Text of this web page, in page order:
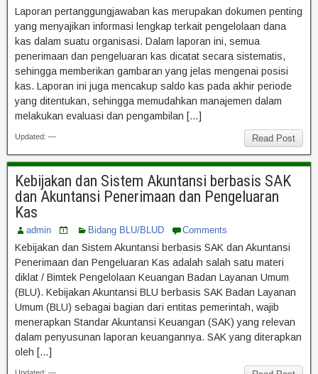
Laporan pertanggungjawaban kas merupakan dokumen penting
yang menyajikan informasi lengkap terkait pengelolaan dana
kas dalam suatu organisasi. Dalam laporan ini, semua
penerimaan dan pengeluaran kas dicatat secara sistematis,
sehingga memberikan gambaran yang jelas mengenai posisi
kas. Laporan ini juga mencakup saldo kas pada akhir periode
yang ditentukan, sehingga memudahkan manajemen dalam
melakukan evaluasi dan pengambilan […]
Read Post
Updated: —
Kebijakan dan Sistem Akuntansi berbasis SAK
dan Akuntansi Penerimaan dan Pengeluaran
Kas
admin Bidang BLU/BLUD Comments
Kebijakan dan Sistem Akuntansi berbasis SAK dan Akuntansi
Penerimaan dan Pengeluaran Kas adalah salah satu materi
diklat / Bimtek Pengelolaan Keuangan Badan Layanan Umum
(BLU). Kebijakan Akuntansi BLU berbasis SAK Badan Layanan
Umum (BLU) sebagai bagian dari entitas pemerintah, wajib
menerapkan Standar Akuntansi Keuangan (SAK) yang relevan
dalam penyusunan laporan keuangannya. SAK yang diterapkan
oleh […]